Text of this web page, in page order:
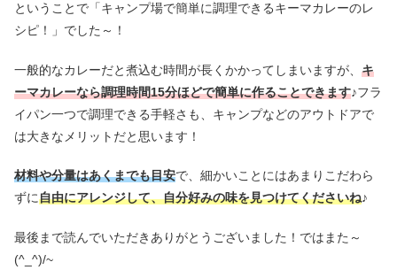
ということで「キャンプ場で簡単に調理できるキーマカレーのレ
シピ！」でした～！
一般的なカレーだと煮込む時間が長くかかってしまいますが、 キ
ーマカレーなら調理時間15分ほどで簡単に作ることできます♪フラ
イパン一つで調理できる手軽さも、キャンプなどのアウトドアで
は大きなメリットだと思います！
材料や分量はあくまでも目安で、細かいことにはあまりこだわら
ずに自由にアレンジして、自分好みの味を見つけてくださいね♪
最後まで読んでいただきありがとうございました！ではまた～
(^_^)/~